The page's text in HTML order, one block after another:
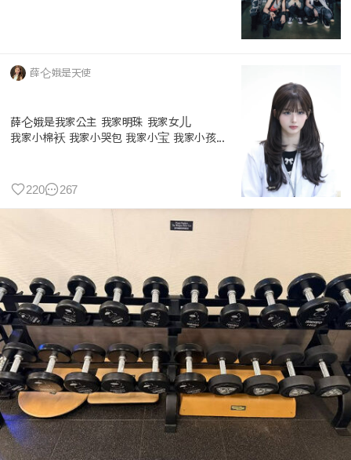
薛仑娥是天使
薛仑娥是我家公主 我家明珠 我家女儿
我家小棉袄 我家小哭包 我家小宝 我家小孩...
220 267